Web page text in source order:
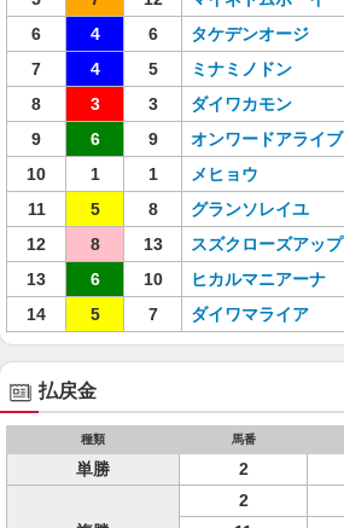
6
4 6 タケデンオージ
7
4 5 ミナミノドン
8
3 3 ダイワカモン
9
6 9 オンワードアライブ
10
1 1 メヒョウ
11
5 8 グランソレイユ
12
8 13 スズクローズアップ
13
6 10 ヒカルマニアーナ
14
5 7 ダイワマライア
払戻金
種類 馬番
単勝 2
2